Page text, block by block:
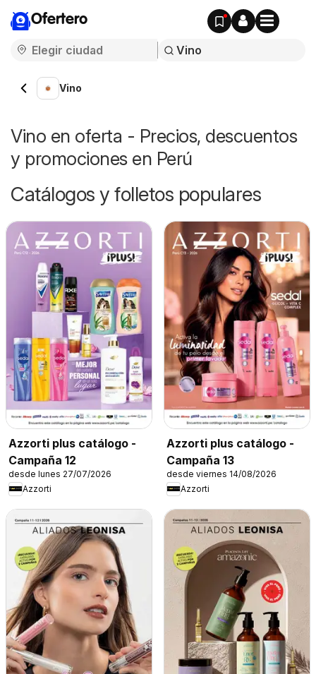
Ofertero
Vino
Vino en oferta - Precios, descuentos
y promociones en Perú
Catálogos y folletos populares
Azzorti plus catálogo -
Campaña 12
desde lunes 27/07/2026
Azzorti
Azzorti plus catálogo -
Campaña 13
desde viernes 14/08/2026
Azzorti